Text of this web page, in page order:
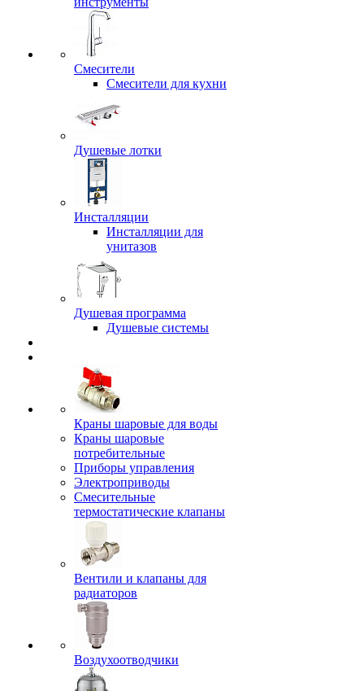
Смесители
Смесители для кухни
Душевые лотки
Инсталляции
Инсталляции для
унитазов
Душевая программа
Душевые системы
Краны шаровые для воды
Краны шаровые
потребительные
Приборы управления
Электроприводы
Смесительные
термостатические клапаны
Вентили и клапаны для
радиаторов
Воздухоотводчики